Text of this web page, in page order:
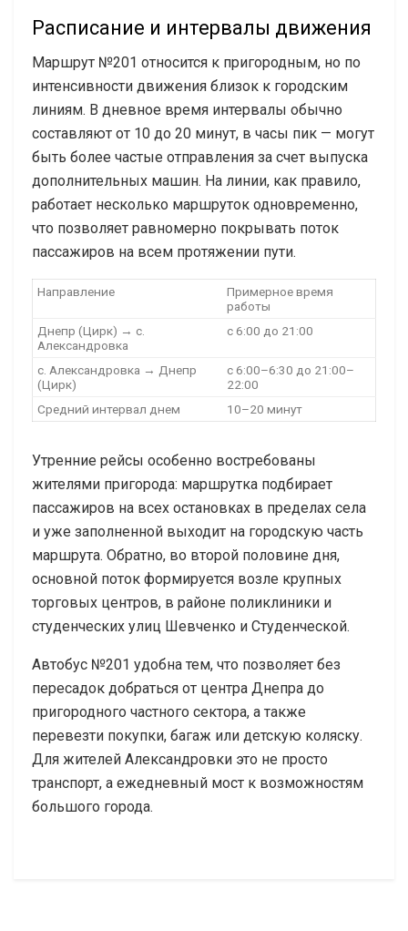
Расписание и интервалы движения
Маршрут №201 относится к пригородным, но по
интенсивности движения близок к городским
линиям. В дневное время интервалы обычно
составляют от 10 до 20 минут, в часы пик — могут
быть более частые отправления за счет выпуска
дополнительных машин. На линии, как правило,
работает несколько маршруток одновременно,
что позволяет равномерно покрывать поток
пассажиров на всем протяжении пути.
Направление
Примерное время
работы
Днепр (Цирк) → с.
Александровка
с 6:00 до 21:00
с. Александровка → Днепр
(Цирк)
с 6:00–6:30 до 21:00–
22:00
Средний интервал днем
10–20 минут
Утренние рейсы особенно востребованы
жителями пригорода: маршрутка подбирает
пассажиров на всех остановках в пределах села
и уже заполненной выходит на городскую часть
маршрута. Обратно, во второй половине дня,
основной поток формируется возле крупных
торговых центров, в районе поликлиники и
студенческих улиц Шевченко и Студенческой.
Автобус №201 удобна тем, что позволяет без
пересадок добраться от центра Днепра до
пригородного частного сектора, а также
перевезти покупки, багаж или детскую коляску.
Для жителей Александровки это не просто
транспорт, а ежедневный мост к возможностям
большого города.